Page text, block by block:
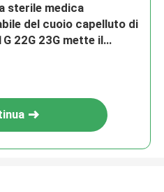
sterile medica
del cuoio capelluto di
22G 23G mette il